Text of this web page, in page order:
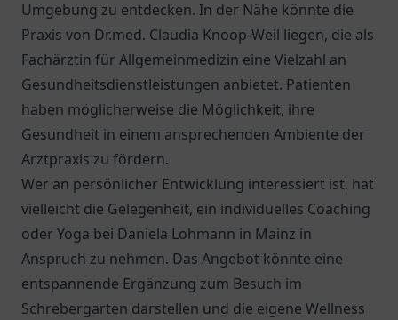
Umgebung zu entdecken. In der Nähe könnte die
Praxis von Dr.med. Claudia Knoop-Weil liegen, die als
Fachärztin für Allgemeinmedizin eine Vielzahl an
Gesundheitsdienstleistungen anbietet. Patienten
haben möglicherweise die Möglichkeit, ihre
Gesundheit in einem ansprechenden Ambiente der
Arztpraxis zu fördern.
Wer an persönlicher Entwicklung interessiert ist, hat
vielleicht die Gelegenheit, ein individuelles Coaching
oder Yoga bei Daniela Lohmann in Mainz in
Anspruch zu nehmen. Das Angebot könnte eine
entspannende Ergänzung zum Besuch im
Schrebergarten darstellen und die eigene Wellness